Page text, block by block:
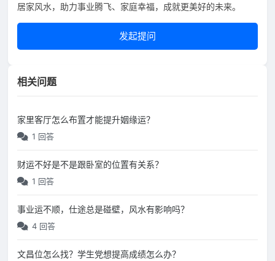
居家风水，助力事业腾飞、家庭幸福，成就更美好的未来。
发起提问
相关问题
家里客厅怎么布置才能提升姻缘运？
1 回答
财运不好是不是跟卧室的位置有关系？
1 回答
事业运不顺，仕途总是碰壁，风水有影响吗？
4 回答
文昌位怎么找？学生党想提高成绩怎么办？